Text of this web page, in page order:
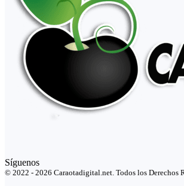
Síguenos
© 2022 - 2026 Caraotadigital.net. Todos los Derechos